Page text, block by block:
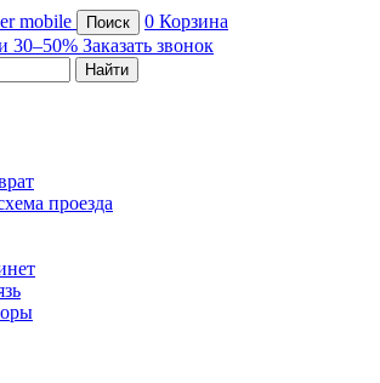
mobile Поиск 0 Корзина
30–50% Заказать звонок
проезда